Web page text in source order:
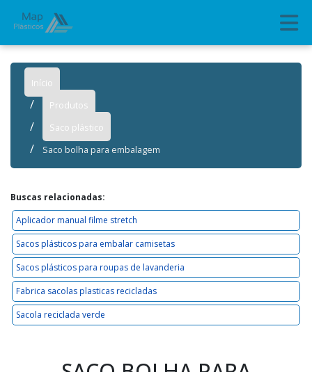
Início
Produtos
Saco plástico
Saco bolha para embalagem
Buscas relacionadas:
Aplicador manual filme stretch
Sacos plásticos para embalar camisetas
Sacos plásticos para roupas de lavanderia
Fabrica sacolas plasticas recicladas
Sacola reciclada verde